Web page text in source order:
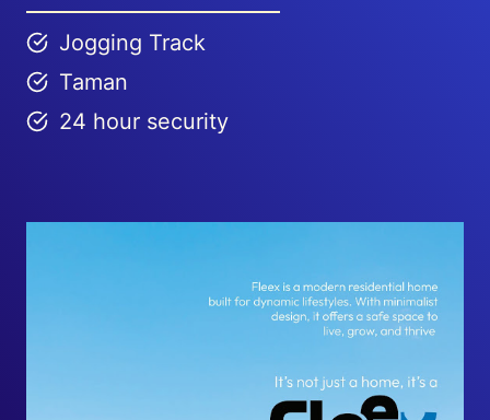
Jogging Track
Taman
24 hour security